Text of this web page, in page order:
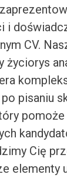
i
CV.
życiorys
pisaniu
Cię
elementy